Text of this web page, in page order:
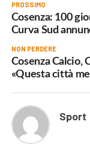
PROSSIMO
Cosenza: 100
Curva Sud
NON PERDERE
Cosenza Calcio,
«Questa città
Sport